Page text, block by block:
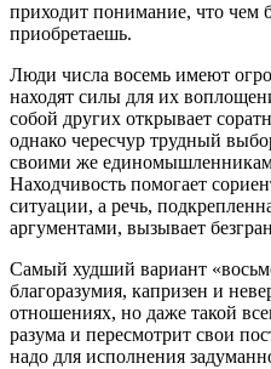
приходит понимание, что чем
приобретаешь.
Люди числа восемь имеют
находят силы для их
собой других открывает
однако чересчур трудный
своими же
Находчивость помогает
ситуации, а речь,
аргументами, вызывает
Самый худший вариант
благоразумия, капризен и
отношениях, но даже такой
разума и пересмотрит свои
надо для исполнения